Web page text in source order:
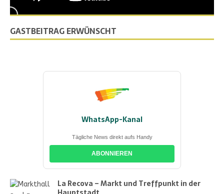
GASTBEITRAG ERWÜNSCHT
WhatsApp-Kanal
Tägliche News direkt aufs Handy
ABONNIEREN
La Recova – Markt und Treffpunkt in der